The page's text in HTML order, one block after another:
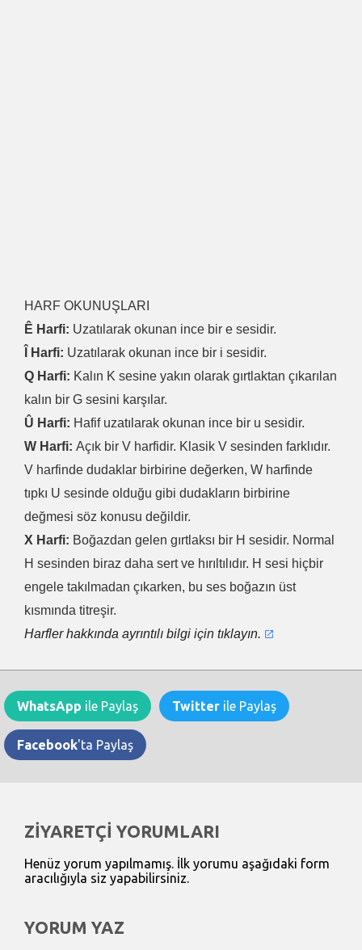
HARF OKUNUŞLARI
Ê Harfi: Uzatılarak okunan ince bir e sesidir.
Î Harfi: Uzatılarak okunan ince bir i sesidir.
Q Harfi: Kalın K sesine yakın olarak gırtlaktan çıkarılan
kalın bir G sesini karşılar.
Û Harfi: Hafif uzatılarak okunan ince bir u sesidir.
W Harfi: Açık bir V harfidir. Klasik V sesinden farklıdır.
V harfinde dudaklar birbirine değerken, W harfinde
tıpkı U sesinde olduğu gibi dudakların birbirine
değmesi söz konusu değildir.
X Harfi: Boğazdan gelen gırtlaksı bir H sesidir. Normal
H sesinden biraz daha sert ve hırıltılıdır. H sesi hiçbir
engele takılmadan çıkarken, bu ses boğazın üst
kısmında titreşir.
Harfler hakkında ayrıntılı bilgi için tıklayın.
WhatsApp ile Paylaş Twitter ile Paylaş
Facebook'ta Paylaş
ZİYARETÇİ YORUMLARI
Henüz yorum yapılmamış. İlk yorumu aşağıdaki form
aracılığıyla siz yapabilirsiniz.
YORUM YAZ